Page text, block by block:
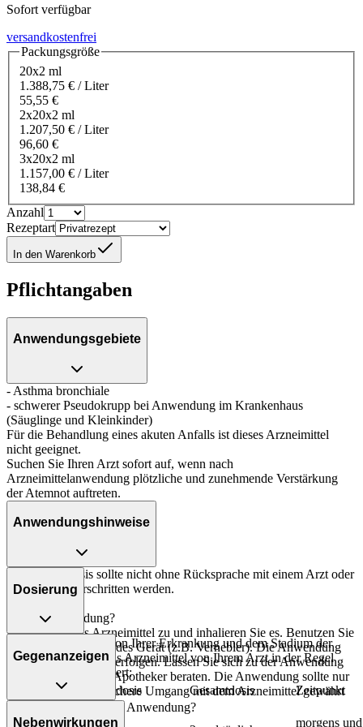
Sofort verfügbar
versandkostenfrei
Packungsgröße
20x2 ml
1.388,75 € / Liter
55,55 €
2x20x2 ml
1.207,50 € / Liter
96,60 €
3x20x2 ml
1.157,00 € / Liter
138,84 €
Anzahl
Rezeptart
In den Warenkorb
Pflichtangaben
Anwendungsgebiete
- Asthma bronchiale
- schwerer Pseudokrupp bei Anwendung im Krankenhaus
(Säuglinge und Kleinkinder)
Für die Behandlung eines akuten Anfalls ist dieses Arzneimittel
nicht geeignet.
Suchen Sie Ihren Arzt sofort auf, wenn nach
Arzneimittelanwendung plötzliche und zunehmende Verstärkung
der Atemnot auftreten.
Anwendungshinweise
Die Gesamtdosis sollte nicht ohne Rücksprache mit einem Arzt oder
Apotheker überschritten werden.
Art der Anwendung?
Bereiten Sie das Arzneimittel zu und inhalieren Sie es. Benutzen Sie
dafür ein entsprechendes Gerät (z.B. Vernebler). Die Anwendung
sollte vor dem Essen erfolgen. Lassen Sie sich zu der Anwendung
von Ihrem Arzt oder Apotheker beraten. Die Anwendung sollte nur
erfolgen, wenn der sichere Umgang mit dem Arzneimittel gewährt
ist.
Dosierung
Asthma: Abhängig von Ihrer Erkrankung und dem Stadium der
Behandlung, wird das Arzneimittel von Ihrem Arzt in der Regel
folgendermaßen dosiert:
Personenkreis
Einzeldosis Gesamtdosis
Zeitpunkt
6 Monaten)
1/4-1
morgens und
Gegenanzeigen
Was spricht gegen eine Anwendung?
Nebenwirkungen